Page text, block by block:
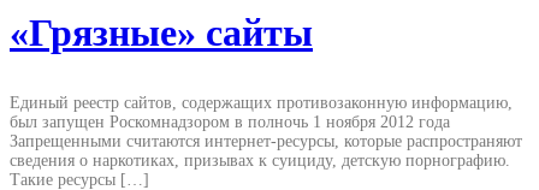
«Грязные» сайты
Единый реестр сайтов, содержащих противозаконную информацию,
был запущен Роскомнадзором в полночь 1 ноября 2012 года
Запрещенными считаются интернет-ресурсы, которые распространяют
сведения о наркотиках, призывах к суициду, детскую порнографию.
Такие ресурсы […]